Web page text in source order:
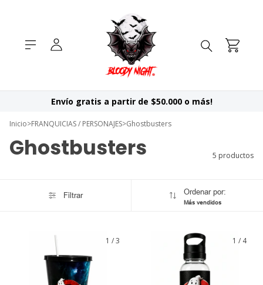
Envío gratis a partir de $50.000 o más!
Inicio>FRANQUICIAS / PERSONAJES>Ghostbusters
Ghostbusters 5 productos
Filtrar Ordenar por:
Más vendidos
1 /3 1 / 4